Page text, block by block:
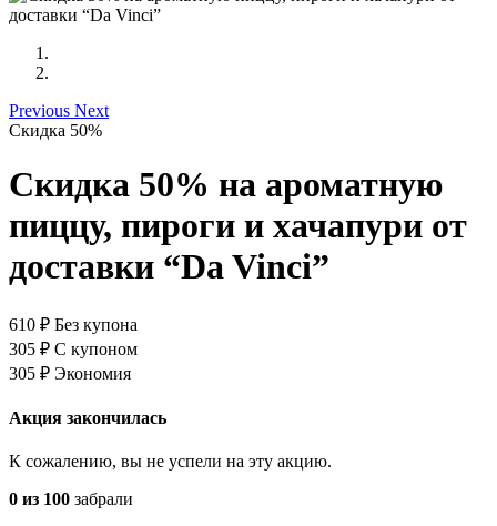
Previous Next
Скидка 50%
Скидка 50% на ароматную
пиццу, пироги и хачапури от
доставки “Da Vinci”
610 ₽ Без купона
305 ₽ С купоном
305 ₽ Экономия
Акция закончилась
К сожалению, вы не успели на эту акцию.
0 из 100 забрали